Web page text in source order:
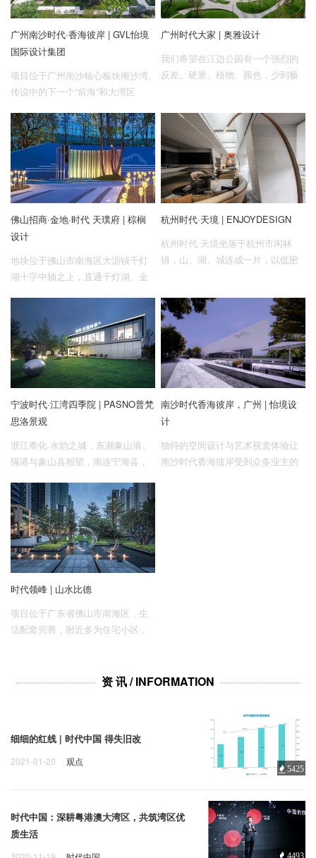
广州南沙时代·香海彼岸 | GVL怡境
国际设计集团
项目位于广州南沙核心板块南沙湾,
传说中的下一个“前海”和大湾区
广州时代大家 | 奥雅设计
我们希望在江边公园有一个强烈的
反差。硬景、植物、颜色，少到极
珠江奔腾。
佛山招商·金地·时代 天璞府 | 棕榈
设计
地块位于佛山市南海区大沥镇千灯
湖十字中轴之上，直通千灯湖、金
位为创客小镇，区位优势明显。周
边在陆续改造，作为整个创客小镇
的首开项目，引发我们对场地功能
设计的思考。
杭州时代·天境 | ENJOYDESIGN
杭州时代·天境坐落于杭州市闲林
镇，山、湖、城连成一片，以低密
验中心的室内设计由
ENJOYDESIGN 倾力担纲。
宁波时代·江湾四季院 | PASNO普梵
思洛景观
浙江奉化·水韵之城，东濒象山港、
隔港与象山县相望，南连宁海县，
交鄞县。江湾四季即处奉化，外围
群山环绕，奉化江水蜿蜒，依山傍
水，蕴藏灵气。设计师以此“六山一
水三分田”的地域特性为灵感，引江
水入园，居山品江，赋予场地以独
特的自然文化背景。
南沙时代香海彼岸，广州 | 怡境设
计
独特的空间设计与艺术视觉体验让
南沙时代香海彼岸受到众多业主的
时代领峰 | 山水比德
项目位于广东省佛山市南海区，生
活配套完善，附近多为住宅小区，
结合，创造多元化的艺术体验式社资 讯 / INFORMATION
细细的红线 | 时代中国 得失旧改
2021-01-20 观点
5425
时代中国：深耕粤港澳大湾区，共筑湾区优
质生活
4493